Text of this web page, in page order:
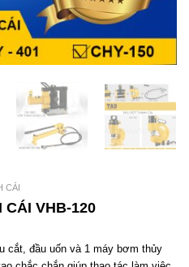
CÁI
CÁI VHB-120
cắt, đầu uốn và 1 máy bơm thủy